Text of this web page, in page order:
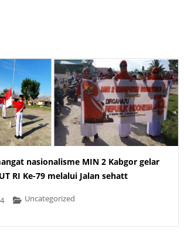
nasionalisme MIN 2 Kabgor gelar
RI Ke-79 melalui Jalan sehatt
Uncategorized